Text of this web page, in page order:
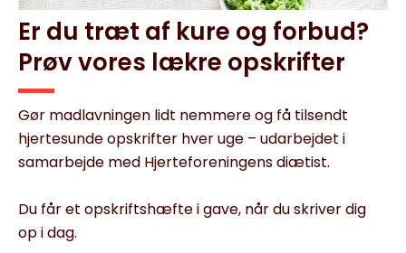
Er du træt af kure og forbud?
Prøv vores lækre opskrifter
Gør madlavningen lidt nemmere og få tilsendt
hjertesunde opskrifter hver uge – udarbejdet i
samarbejde med Hjerteforeningens diætist.
Du får et opskriftshæfte i gave, når du skriver dig
op i dag.